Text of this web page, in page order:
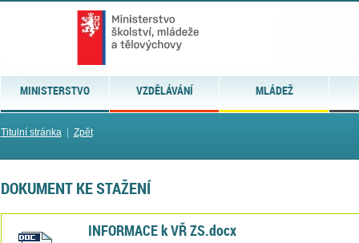
MINISTERSTVO VZDĚLÁVÁNÍ MLÁDEŽ
Titulní stránka| Zpět
DOKUMENT KE STAŽENÍ
INFORMACE k VŘ ZS.docx